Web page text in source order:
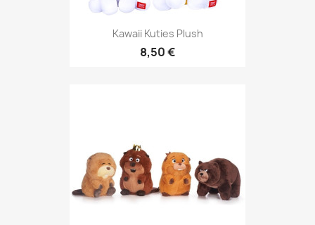
Kawaii Kuties Plush
8,50 €